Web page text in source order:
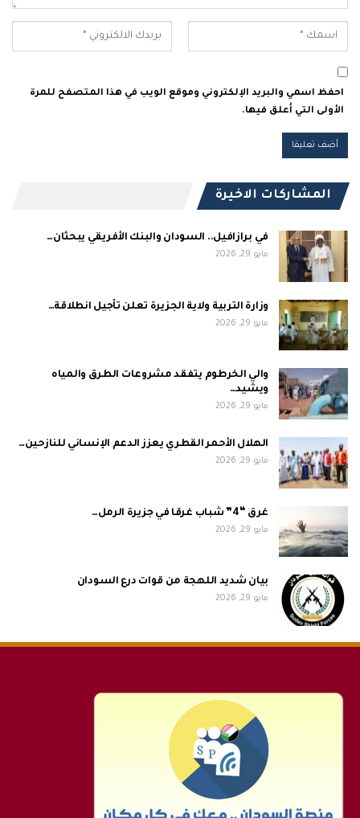
احفظ اسمي والبريد الإلكتروني وموقع الويب في هذا المتصفح للمرة
الأولى التي أعلق فيها.
المشاركات الاخيرة
في برازافيل.. السودان والبنك الأفريقي يبحثان…
مايو 29, 2026
وزارة التربية ولاية الجزيرة تعلن تأجيل انطلاقة…
مايو 29, 2026
والي الخرطوم يتفقد مشروعات الطرق والمياه
ويشيد…
مايو 29, 2026
الهلال الأحمر القطري يعزز الدعم الإنساني للنازحين…
مايو 29, 2026
غرق “4” شباب غرقا في جزيرة الرمل…
مايو 29, 2026
بيان شديد اللهجة من قوات درع السودان
مايو 29, 2026